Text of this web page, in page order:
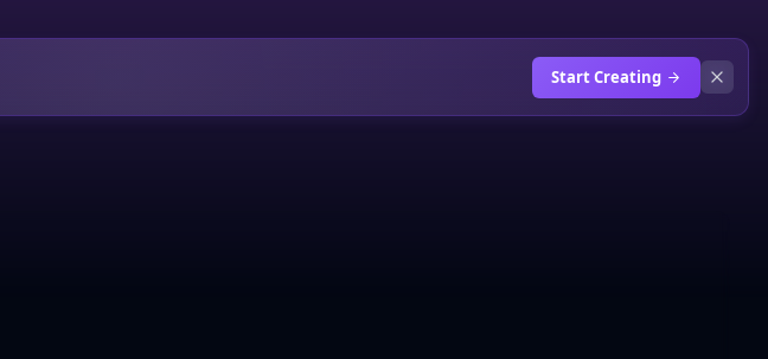
Start Creating